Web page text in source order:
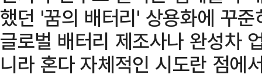
했던 '꿈의 배터리' 상용화에 꾸
글로벌 배터리 제조사나 완성차
니라 혼다 자체적인 시도란 점에